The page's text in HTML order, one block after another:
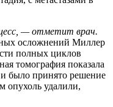
— отметит врач.
осложнений Миллер
полных циклов
томография показала
было принято решение
опухоль удалили,